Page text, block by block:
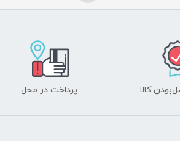
کالا پرداخت در محل